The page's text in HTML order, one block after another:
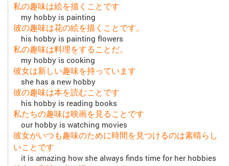
私の趣味は絵を描くことです
my hobby is painting
彼の趣味は花の絵を描くことです。
his hobby is painting flowers
私の趣味は料理をすることだ。
my hobby is cooking
彼女は新しい趣味を持っています
she has a new hobby
彼の趣味は本を読むことです
his hobby is reading books
私たちの趣味は映画を見ることです
our hobby is watching movies
彼女がいつも趣味のために時間を見つけるのは素晴らし
いことです
it is amazing how she always finds time for her hobbies